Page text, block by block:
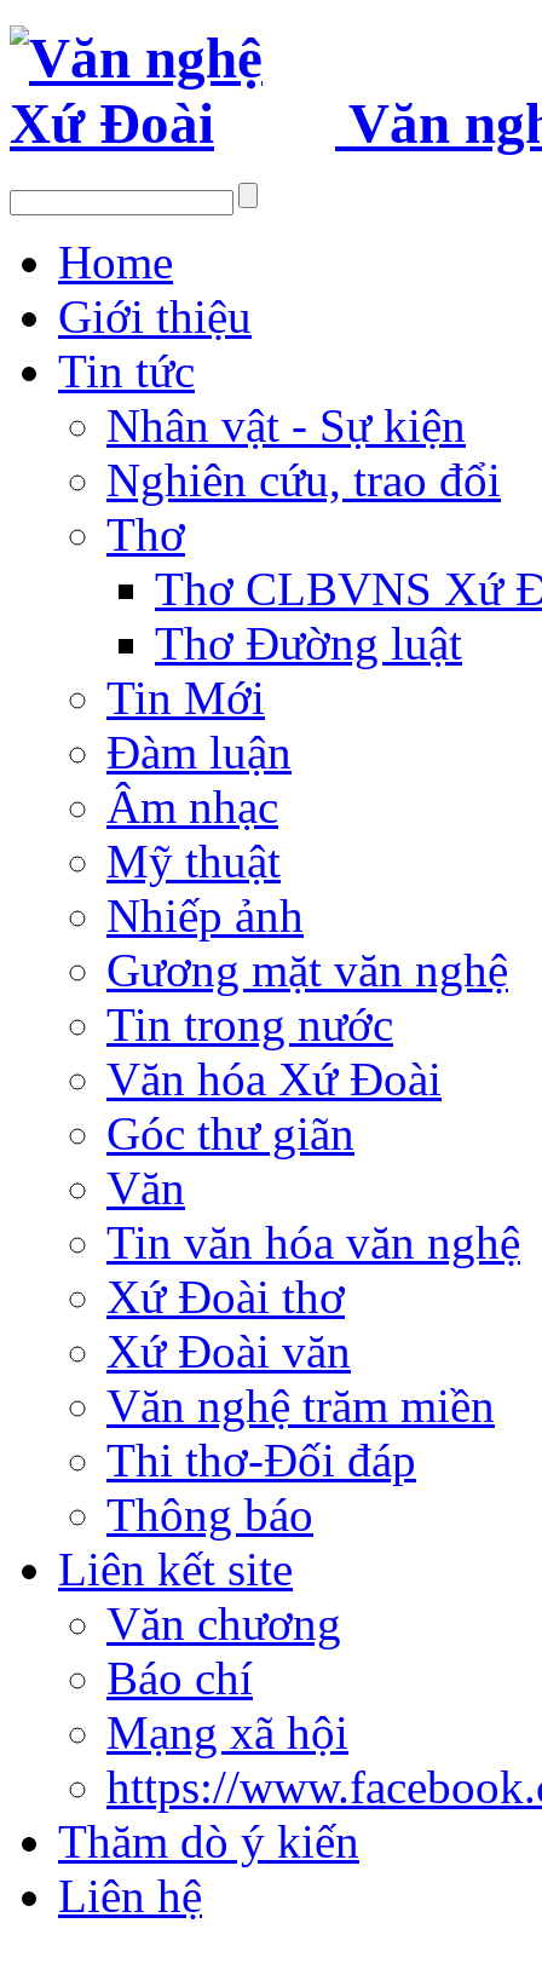
Văn
Home
Giới thiệu
Tin tức
Nhân vật - Sự kiện
Nghiên cứu, trao đổi
Thơ
Thơ CLBVNS Xứ
Thơ Đường luật
Tin Mới
Đàm luận
Âm nhạc
Mỹ thuật
Nhiếp ảnh
Gương mặt văn nghệ
Tin trong nước
Văn hóa Xứ Đoài
Góc thư giãn
Văn
Tin văn hóa văn nghệ
Xứ Đoài thơ
Xứ Đoài văn
Văn nghệ trăm miền
Thi thơ-Đối đáp
Thông báo
Liên kết site
Văn chương
Báo chí
Mạng xã hội
https://
Thăm dò ý kiến
Liên hệ